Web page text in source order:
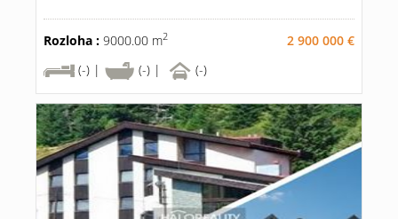
Rozloha : 9000.00 m2
2 900 000 €
(-) |
(-) | (-)